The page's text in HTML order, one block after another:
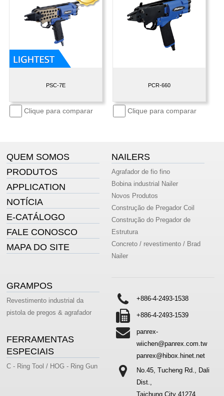
Clique para comparar
PSC-7E
Clique para comparar
PCR-660
QUEM SOMOS
PRODUTOS
APPLICATION
NOTÍCIA
E-CATÁLOGO
FALE CONOSCO
MAPA DO SITE
NAILERS
Agrafador de fio fino
Bobina industrial Nailer
Novos Produtos
Construção de Pregador Coil
Construção do Pregador de
Estrutura
Concreto / revestimento / Brad
Nailer
GRAMPOS
Revestimento industrial da
pistola de pregos & agrafador
FERRAMENTAS
ESPECIAIS
C - Ring Tool / HOG - Ring Gun
+886-4-2493-1538
+886-4-2493-1539
panrex-
wiichen@panrex.com.tw
panrex@hibox.hinet.net
No.45, Tucheng Rd., Dali
Dist.,
Taichung City 41274,